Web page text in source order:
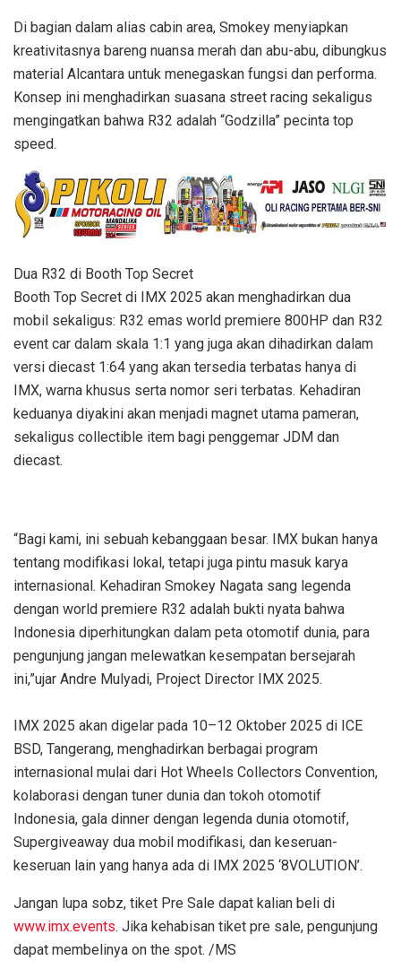
Di bagian dalam alias cabin area, Smokey menyiapkan
kreativitasnya bareng nuansa merah dan abu-abu, dibungkus
material Alcantara untuk menegaskan fungsi dan performa.
Konsep ini menghadirkan suasana street racing sekaligus
mengingatkan bahwa R32 adalah “Godzilla” pecinta top
speed.
Dua R32 di Booth Top Secret
Booth Top Secret di IMX 2025 akan menghadirkan dua
mobil sekaligus: R32 emas world premiere 800HP dan R32
event car dalam skala 1:1 yang juga akan dihadirkan dalam
versi diecast 1:64 yang akan tersedia terbatas hanya di
IMX, warna khusus serta nomor seri terbatas. Kehadiran
keduanya diyakini akan menjadi magnet utama pameran,
sekaligus collectible item bagi penggemar JDM dan
diecast.
“Bagi kami, ini sebuah kebanggaan besar. IMX bukan hanya
tentang modifikasi lokal, tetapi juga pintu masuk karya
internasional. Kehadiran Smokey Nagata sang legenda
dengan world premiere R32 adalah bukti nyata bahwa
Indonesia diperhitungkan dalam peta otomotif dunia, para
pengunjung jangan melewatkan kesempatan bersejarah
ini,”ujar Andre Mulyadi, Project Director IMX 2025.
IMX 2025 akan digelar pada 10–12 Oktober 2025 di ICE
BSD, Tangerang, menghadirkan berbagai program
internasional mulai dari Hot Wheels Collectors Convention,
kolaborasi dengan tuner dunia dan tokoh otomotif
Indonesia, gala dinner dengan legenda dunia otomotif,
Supergiveaway dua mobil modifikasi, dan keseruan-
keseruan lain yang hanya ada di IMX 2025 ‘8VOLUTION’.
Jangan lupa sobz, tiket Pre Sale dapat kalian beli di
www.imx.events. Jika kehabisan tiket pre sale, pengunjung
dapat membelinya on the spot. /MS